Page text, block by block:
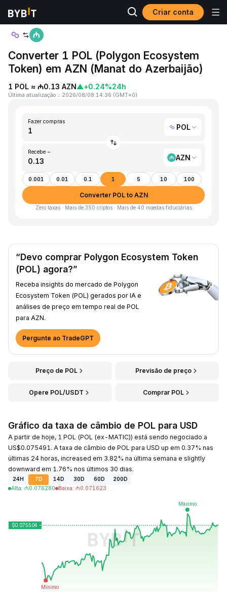
Criar conta
Página inicial
Converter 1 POL (Polygon Ecosystem
Token) em AZN (Manat do Azerbaijão)
1 POL ≈ ₼0.13 AZN▲+0.24%24h
Última atualização ： 2026/08/08 14:36 (GMT+0)
Fazer compras
POL
Recebe ~
AZN
0.001 0.01 0.1 1 5 10 100
Converter POL to AZN
Zero taxas · Mais de 350 criptos · Mais de 40 moedas fiduciárias
“Devo comprar Polygon Ecosystem Token
(POL) agora?”
Receba insights do mercado de Polygon
Ecosystem Token (POL) gerados por IA e
análises de preço em tempo real de POL
para AZN.
Pergunte ao TradeGPT
Preço de POL Previsão de preço
Opere POL/USDT Comprar POL
Gráfico da taxa de câmbio de POL para USD
A partir de hoje, 1 POL (POL (ex-MATIC)) está sendo negociado a
US$0.075491. A taxa de câmbio de POL para USD up em 0.37% nas
últimas 24 horas, increased em 3.82% na última semana e slightly
downward em 1.76% nos últimos 30 dias.
24H 7D 14D 30D 60D
200D
Alta: ₼0.076280 Baixa: ₼0.071623
Última atualização: 2026-08-08, 14:36 GMT+0